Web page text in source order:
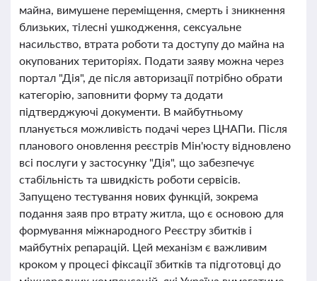
майна, вимушене переміщення, смерть і зникнення
близьких, тілесні ушкодження, сексуальне
насильство, втрата роботи та доступу до майна на
окупованих територіях. Подати заяву можна через
портал "Дія", де після авторизації потрібно обрати
категорію, заповнити форму та додати
підтверджуючі документи. В майбутньому
планується можливість подачі через ЦНАПи. Після
планового оновлення реєстрів Мін'юсту відновлено
всі послуги у застосунку "Дія", що забезпечує
стабільність та швидкість роботи сервісів.
Запущено тестування нових функцій, зокрема
подання заяв про втрату житла, що є основою для
формування міжнародного Реєстру збитків і
майбутніх репарацій. Цей механізм є важливим
кроком у процесі фіксації збитків та підготовці до